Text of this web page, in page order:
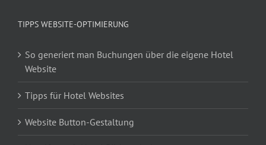
TIPPS WEBSITE-OPTIMIERUNG
So generiert man Buchungen über die eigene Hotel
Website
Tipps für Hotel Websites
Website Button-Gestaltung